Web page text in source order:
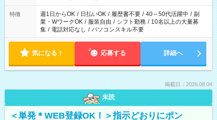
特徴 週1日からOK / 日払いOK / 履歴書不要 / 40～50代活躍中 / 副
業・WワークOK / 服装自由 / シフト勤務 / 10名以上の大量募
集 / 電話対応なし / パソコンスキル不要
気になる！ 応募する 詳細へ
掲載日：2026.08.04
未読
＜単発＊WEB登録OK！＞指示どおりにポン